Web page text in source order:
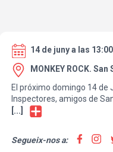
14 de juny a las
MONKEY ROCK.
El próximo domingo 14 de
Inspectores, amigos de
buen gusto musical. Nos
[...]
Segueix-nos a: